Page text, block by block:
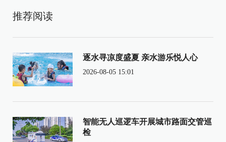
推荐阅读
逐水寻凉度盛夏 亲水游乐悦人心
2026-08-05 15:01
智能无人巡逻车开展城市路面交管巡
检